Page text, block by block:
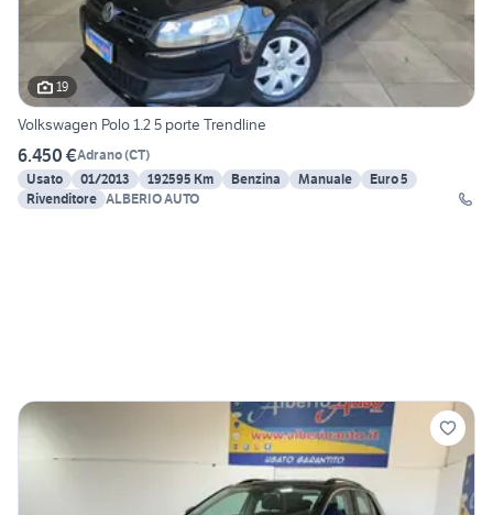
19
Volkswagen Polo 1.2 5 porte Trendline
6.450 €Adrano(CT)
Usato
01/2013 192595 Km Benzina Manuale
Euro 5
Rivenditore ALBERIO AUTO